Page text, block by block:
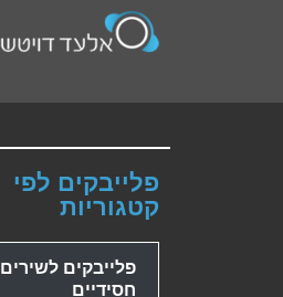
פלייבקים לפי
קטגוריות
פלייבקים לשירים
חסידיים